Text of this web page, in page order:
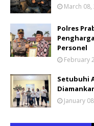
March 08,
Polres
Personel
February
Setubuhi
January